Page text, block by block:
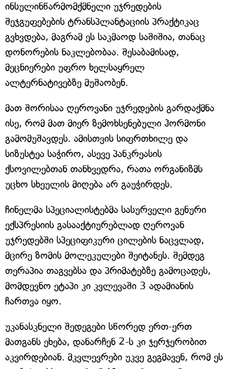
ინსულინწარმომქმნელი უჯრედების
შეჯგუფებების ტრანსპლანტაციის პრაქტიკაც
გვხვდება, მაგრამ ეს საკმაოდ საშიშია, თანაც
დონორების ნაკლებობაა. შესაბამისად,
მეცნიერები უფრო ხელსაყრელ
ალტერნატივებზე მუშაობენ.
მათ შორისაა ღეროვანი უჯრედების გარდაქმნა
ისე, რომ მათ მიერ ზემოხსენებული ჰორმონი
გამომუშავდეს. ამისთვის სიფრთხილე და
სიზუსტეა საჭირო, ასევე პანკრეასის
ქსოვილებთან თანხვედრა, რათა ორგანიზმს
უცხო სხეულის მიღება არ გაუჭირდეს.
ჩინელმა სპეციალისტებმა სასურველი გენური
ექსპრესიის გასააქტიურებლად ღეროვან
უჯრედებში სპეციფიკური ცილების ნაცვლად,
მცირე ზომის მოლეკულები შეიტანეს. შემდეგ
თერაპია თაგვებსა და პრიმატებზე გამოცადეს,
მომდევნო ეტაპი კი კვლევაში 3 ადამიანის
ჩართვა იყო.
უკანასკნელი შედეგები სწორედ ერთ-ერთ
მათგანს ეხება, დანარჩენ 2-ს კი ჯერჯერობით
აკვირდებიან. მკვლევრები უკვე გეგმავენ, რომ ეს